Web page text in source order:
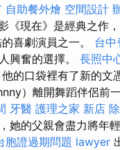
自助餐外燴 空間設計
《現在》是經典之作
喜劇演員之一。 台中
興奮的選擇。 長照中
的口袋裡有了新的文
）離開舞蹈伴侶前
牙醫 護理之家 新店
她的父親會盡力將年
胞證過期問題 lawyer